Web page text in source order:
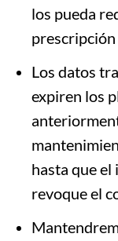
los pueda
prescripción
Los datos
expiren los
hasta que
revoque el